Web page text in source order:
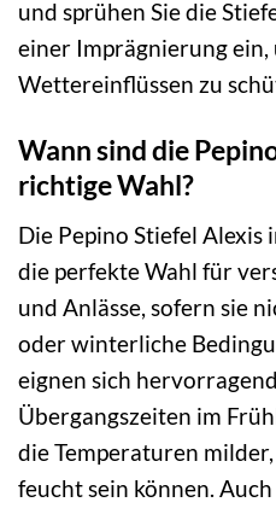
und sprühen Sie die
einer Imprägnierung ein,
Wettereinflüssen zu
Wann sind die
richtige Wahl?
Die Pepino Stiefel
die perfekte Wahl für
und Anlässe, sofern sie
oder winterliche
eignen sich
Übergangszeiten im
die Temperaturen
feucht sein können.